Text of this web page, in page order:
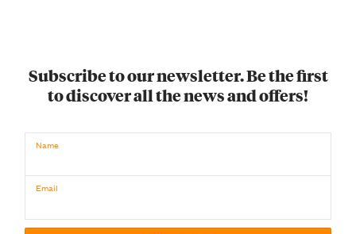
Subscribe to our newsletter. Be the first
to discover all the news and offers!
Name
Email